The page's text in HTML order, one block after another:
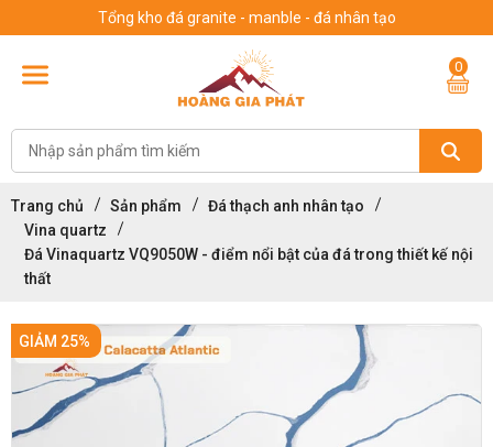
Tổng kho đá granite - manble - đá nhân tạo
0
Trang chủ Sản phẩm
Đá thạch anh nhân tạo
Vina quartz
Đá Vinaquartz VQ9050W - điểm nổi bật của đá trong thiết kế nội
thất
GIẢM 25%